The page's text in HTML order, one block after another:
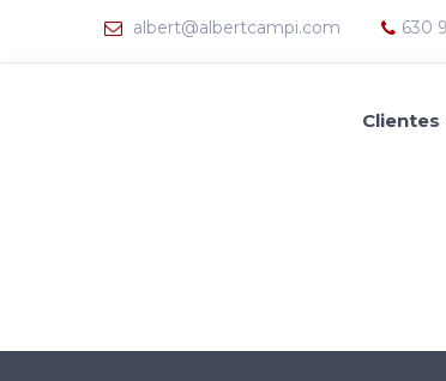
albert@albertcampi.com 630
Clientes